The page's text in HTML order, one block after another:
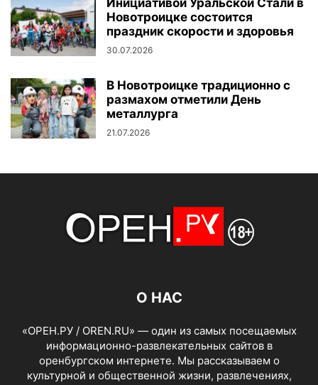
Новотроицке состоится
праздник скорости и здоровья
30.07.2026
В Новотроицке традиционно с
размахом отметили День
металлурга
21.07.2026
О НАС
«ОРЕН.РУ / OREN.RU» — один из самых посещаемых
информационно-развлекательных сайтов в
оренбургском интернете. Мы рассказываем о
культурной и общественной жизни, развлечениях,